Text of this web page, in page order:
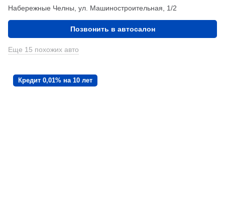
Набережные Челны, ул. Машиностроительная, 1/2
Позвонить в автосалон
Еще 15 похожих авто
Кредит 0,01% на 10 лет